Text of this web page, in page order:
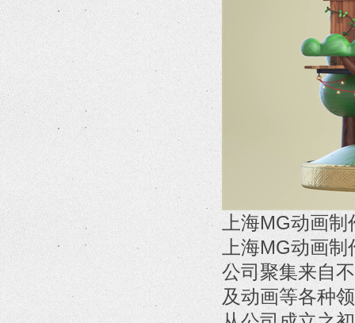
上海MG动画
上海MG动画
公司聚集来自
及动画等各种